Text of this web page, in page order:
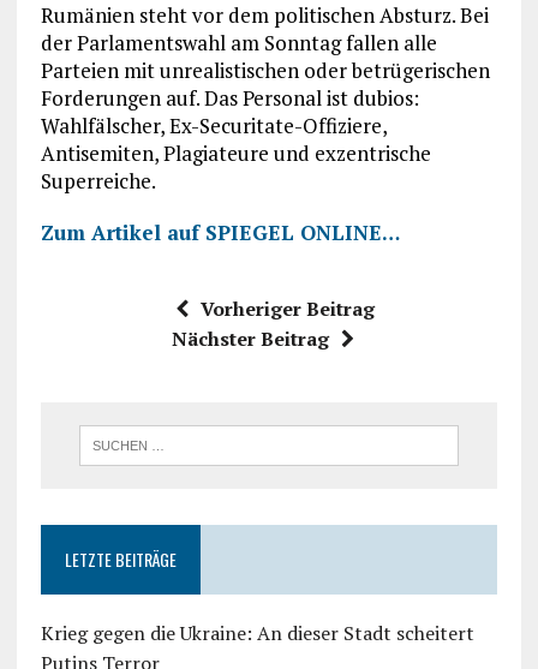
Rumänien steht vor dem politischen Absturz. Bei
der Parlamentswahl am Sonntag fallen alle
Parteien mit unrealistischen oder betrügerischen
Forderungen auf. Das Personal ist dubios:
Wahlfälscher, Ex-Securitate-Offiziere,
Antisemiten, Plagiateure und exzentrische
Superreiche.
Zum Artikel auf SPIEGEL ONLINE…
Vorheriger Beitrag
Nächster Beitrag
LETZTE BEITRÄGE
Krieg gegen die Ukraine: An dieser Stadt scheitert
Putins Terror